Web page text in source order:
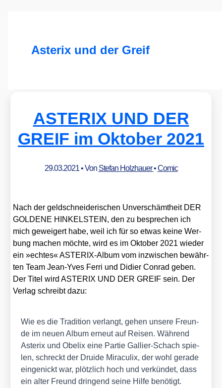
Asterix und der Greif
ASTERIX UND DER
GREIF im Oktober 2021
29.03.2021• Von Stefan Holzhauer•Comic
Nach der geld­schnei­de­ri­schen Unver­schämt­heit DER
GOLDENE HINKELSTEIN, den zu bespre­chen ich
mich gewei­gert habe, weil ich für so etwas kei­ne Wer­
bung machen möch­te, wird es im Okto­ber 2021 wie­der
ein »ech­tes« ASTE­RIX-Album vom inzwi­schen bewähr­
ten Team Jean-Yves Fer­ri und Didier Con­rad geben.
Der Titel wird ASTERIX UND DER GREIF sein. Der
Ver­lag schreibt dazu:
Wie es die Tra­di­ti­on ver­langt, gehen unse­re Freun­
de im neu­en Album erneut auf Rei­sen. Wäh­rend
Aste­rix und Obe­lix eine Par­tie Gal­li­er-Schach spie­
len, schreckt der Drui­de Mira­cu­lix, der wohl gera­de
ein­ge­nickt war, plötz­lich hoch und ver­kün­det, dass
ein alter Freund drin­gend sei­ne Hil­fe benö­tigt.